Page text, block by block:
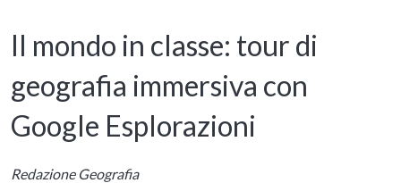
Il mondo in classe: tour di
geografia immersiva con
Google Esplorazioni
Redazione Geografia